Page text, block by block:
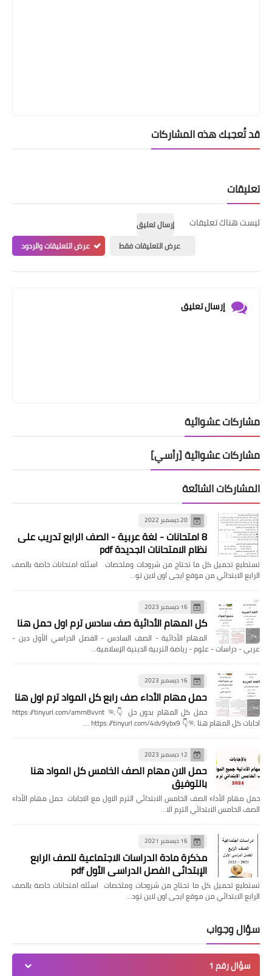
قد تُعجبك هذه المشاركات
تعليقات
ليست هناك تعليقات
إرسال تعليق
عرض التعليقات فقط
عرض التعليقات والردود
إرسال تعليق
مشاركات عشوائية
مشاركات عشوائية [رأسي]
المشاركات الشائعة
20 ديسمبر 2022
8 امتحانات - لغة عربية - الصف الرابع تدريب على
نظام الامتحانات الجديدة pdf
تستطيع تحميل كل ما تحتاج من شروحات وملخصات اسئله امتحانات خاصة بالصف
الرابع الابتدائي من موقع ايجى اون لاين تو…
16 ديسمبر 2023
كل المهام الأدائية صف سادس ترم اول حمل هنا
المهام الأدائية - الصف السادس - الفصل الدراسي الأول دين -
عربي - دراسات - علوم - رياضة التربية الدينية الإسلامية…
16 ديسمبر 2023
حمل مهام الأداء صف رابع كل المواد ترم اول هنا
حمل كل المهام بدون حل 👇🏃 https://tinyurl.com/amm8vvnt
اجابات كل المهام هنا 🏃👇 https://tinyurl.com/4dv9ybx9 …
12 ديسمبر 2023
حمل الان مهام الصف الخامس كل المواد هنا
بالتوفيق
حمل مهام الأداء الصف الخامس الابتدائي الترم الاول مع الاجابات حمل مهام الأداء
الصف الخامس الابتدائي الترم الا…
16 ديسمبر 2021
مذكرة مادة الدراسات الاجتماعية للصف الرابع
الإبتدائي الفصل الدراسي الأول pdf
تستطيع تحميل كل ما تحتاج من شروحات وملخصات اسئله امتحانات خاصة بالصف
الرابع الابتدائي من موقع ايجى اون لاين تود…
سؤال وجواب
سؤال رقم 1